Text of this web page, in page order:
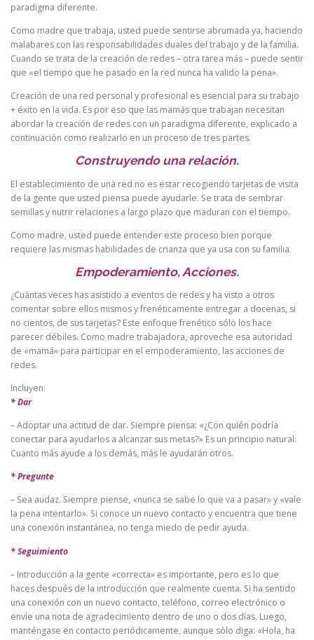
paradigma diferente.
Como madre que trabaja, usted puede sentirse abrumada ya, haciendo
malabares con las responsabilidades duales del trabajo y de la familia.
Cuando se trata de la creación de redes – otra tarea más – puede sentir
que «el tiempo que he pasado en la red nunca ha valido la pena».
Creación de una red personal y profesional es esencial para su trabajo
+ éxito en la vida. Es por eso que las mamás que trabajan necesitan
abordar la creación de redes con un paradigma diferente, explicado a
continuación como realizarlo en un proceso de tres partes.
Construyendo una relación.
El establecimiento de una red no es estar recogiendo tarjetas de visita
de la gente que usted piensa puede ayudarle. Se trata de sembrar
semillas y nutrir relaciones a largo plazo que maduran con el tiempo.
Como madre, usted puede entender este proceso bien porque
requiere las mismas habilidades de crianza que ya usa con su familia.
Empoderamiento, Acciones.
¿Cuántas veces has asistido a eventos de redes y ha visto a otros
comentar sobre ellos mismos y frenéticamente entregar a docenas, si
no cientos, de sus tarjetas? Este enfoque frenético sólo los hace
parecer débiles. Como madre trabajadora, aproveche esa autoridad
de «mamá» para participar en el empoderamiento, las acciones de
redes.
Incluyen:
* Dar
– Adoptar una actitud de dar. Siempre piensa: «¿Con quién podría
conectar para ayudarlos a alcanzar sus metas?» Es un principio natural:
Cuanto más ayude a los demás, más le ayudarán otros.
* Pregunte
– Sea audaz. Siempre piense, «nunca se sabe lo que va a pasar» y «vale
la pena intentarlo». Si conoce un nuevo contacto y encuentra que tiene
una conexión instantánea, no tenga miedo de pedir ayuda.
* Seguimiento
– Introducción a la gente «correcta» es importante, pero es lo que
haces después de la introducción que realmente cuenta. Si ha sentido
una conexión con un nuevo contacto, teléfono, correo electrónico o
envíe una nota de agradecimiento dentro de uno o dos días. Luego,
manténgase en contacto periódicamente, aunque sólo diga: «Hola, ha